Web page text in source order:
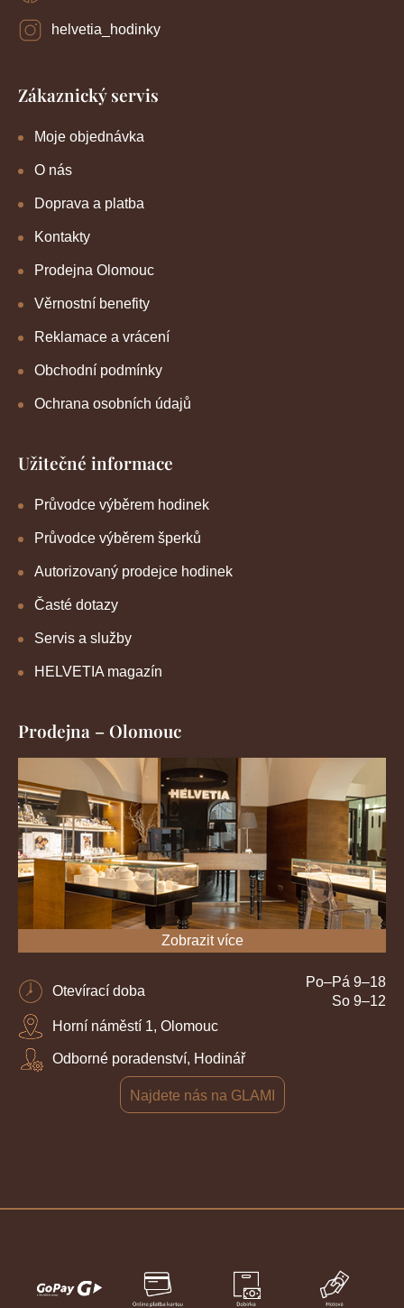
helvetia_hodinky
Zákaznický servis
Moje objednávka
O nás
Doprava a platba
Kontakty
Prodejna Olomouc
Věrnostní benefity
Reklamace a vrácení
Obchodní podmínky
Ochrana osobních údajů
Užitečné informace
Průvodce výběrem hodinek
Průvodce výběrem šperků
Autorizovaný prodejce hodinek
Časté dotazy
Servis a služby
HELVETIA magazín
Prodejna – Olomouc
Zobrazit více
Otevírací doba
Po–Pá 9–18
So 9–12
Horní náměstí 1, Olomouc
Odborné poradenství, Hodinář
Najdete nás na GLAMI